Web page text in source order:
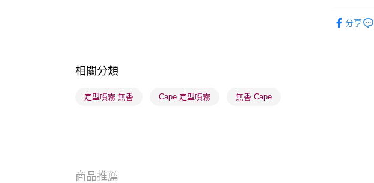
每筆
分享
相關分類
定型噴霧 無香 Cape 定型噴霧 無香 Cape
商品推薦